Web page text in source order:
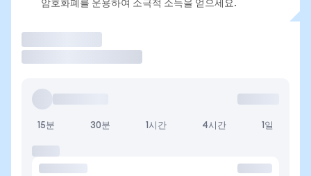
암호화폐를 운용하여 소극적 소득을 얻으세요.
15분 30분 1시간 4시간 1일